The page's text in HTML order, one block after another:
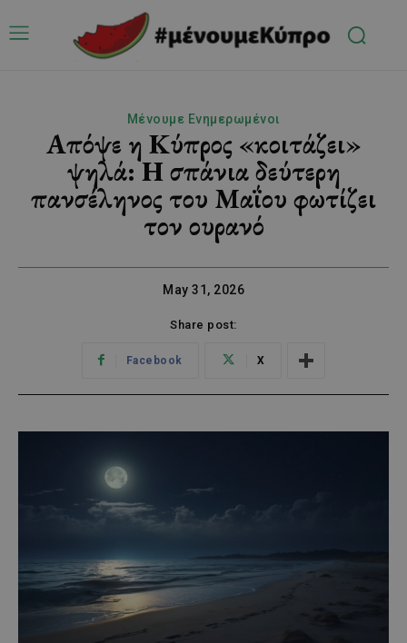
Μένουμε Ενημερωμένοι
Απόψε η Κύπρος «κοιτάζει»
ψηλά: Η σπάνια δεύτερη
πανσέληνος του Μαΐου φωτίζει
τον ουρανό
May 31, 2026
Share post:
Facebook X